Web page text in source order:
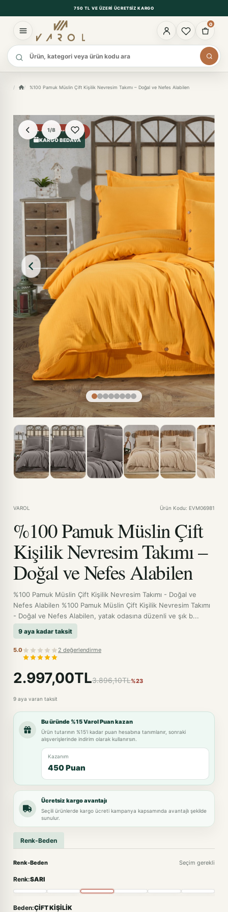
750 TL VE ÜZERI ÜCRETSIZ KARGO
0
Ürün ara
%100 Pamuk Müslin Çift Kişilik Nevresim Takımı – Doğal ve Nefes Alabilen
KARGO BEDAVA
1/8
%23 FIYAT AVANTAJI
VAROL Ürün Kodu: EVM06981
%100 Pamuk Müslin Çift
Kişilik Nevresim Takımı –
Doğal ve Nefes Alabilen
%100 Pamuk Müslin Çift Kişilik Nevresim Takımı - Doğal ve
Nefes Alabilen %100 Pamuk Müslin Çift Kişilik Nevresim Takımı
- Doğal ve Nefes Alabilen, yatak odasına düzenli ve şık b...
9 aya kadar taksit
5.0 2 değerlendirme
2.997,00TL3.896,10TL%23
9 aya varan taksit
Bu üründe %15 Varol Puan kazan
Ürün tutarının %15'i kadar puan hesabına tanımlanır, sonraki
alışverişlerinde indirim olarak kullanırsın.
Kazanım
450 Puan
Ücretsiz kargo avantajı
Seçili ürünlerde kargo ücreti kampanya kapsamında avantajlı şekilde
sunulur.
Renk-Beden
Renk-Beden Seçim gerekli
Renk:SARI
Beden:ÇİFT KİŞİLİK